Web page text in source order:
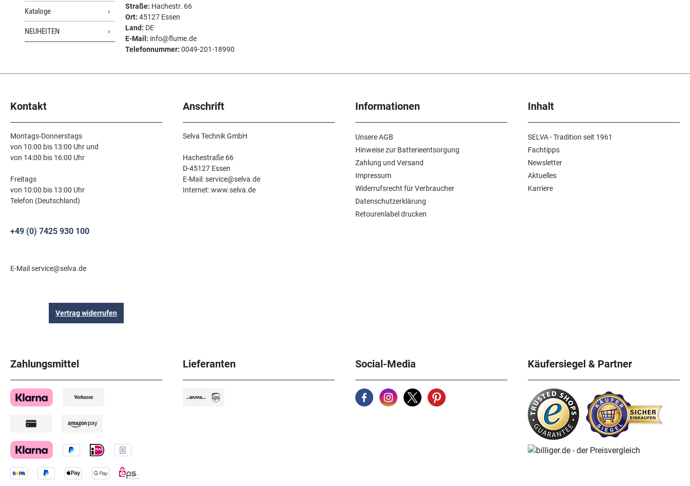
Kataloge
NEUHEITEN
Straße: Hachestr. 66
Ort: 45127 Essen
Land: DE
E-Mail: info@flume.de
Telefonnummer: 0049-201-18990
Kontakt
Montags-Donnerstags
von 10:00 bis 13:00 Uhr und
von 14:00 bis 16:00 Uhr
Freitags
von 10:00 bis 13:00 Uhr
Telefon (Deutschland)
+49 (0) 7425 930 100
E-Mail service@selva.de
Vertrag widerrufen
Anschrift
Selva Technik GmbH
Hachestraße 66
D-45127 Essen
E-Mail: service@selva.de
Internet: www.selva.de
Informationen
Unsere AGB
Hinweise zur Batterieentsorgung
Zahlung und Versand
Impressum
Widerrufsrecht für Verbraucher
Datenschutzerklärung
Retourenlabel drucken
Inhalt
SELVA - Tradition seit 1961
Fachtipps
Newsletter
Aktuelles
Karriere
Zahlungsmittel Lieferanten Social-Media Käufersiegel & Partner